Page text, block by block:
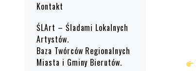
Kontakt
ŚLArt – Śladami Lokalnych
Artystów.
Baza Twórców Regionalnych
Miasta i Gminy Bierutów.